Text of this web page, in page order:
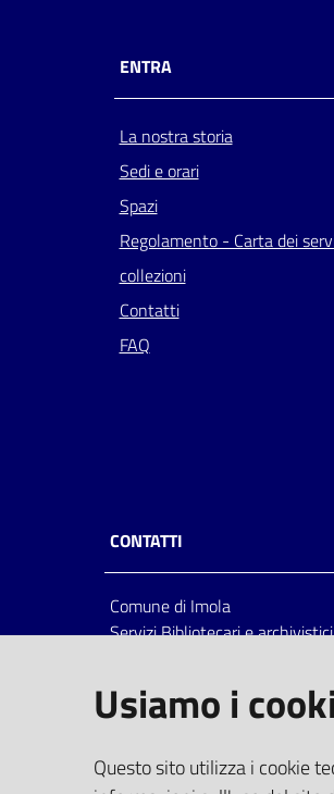
ENTRA
La nostra storia
Sedi e orari
Spazi
Regolamento - Carta dei
collezioni
Contatti
FAQ
CONTATTI
Comune di Imola
Servizi Bibliotecari e archivistici
Italia
centralino: tel 0542.6026.36
bim@comune.imola.bo.it
PEC
Usiamo i
Questo sito utilizza i cookie